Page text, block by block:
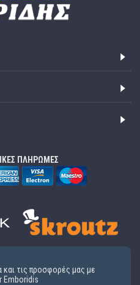
ΠΛΗΡΩΜΕΣ
τις προσφορές μας με
Emboridis